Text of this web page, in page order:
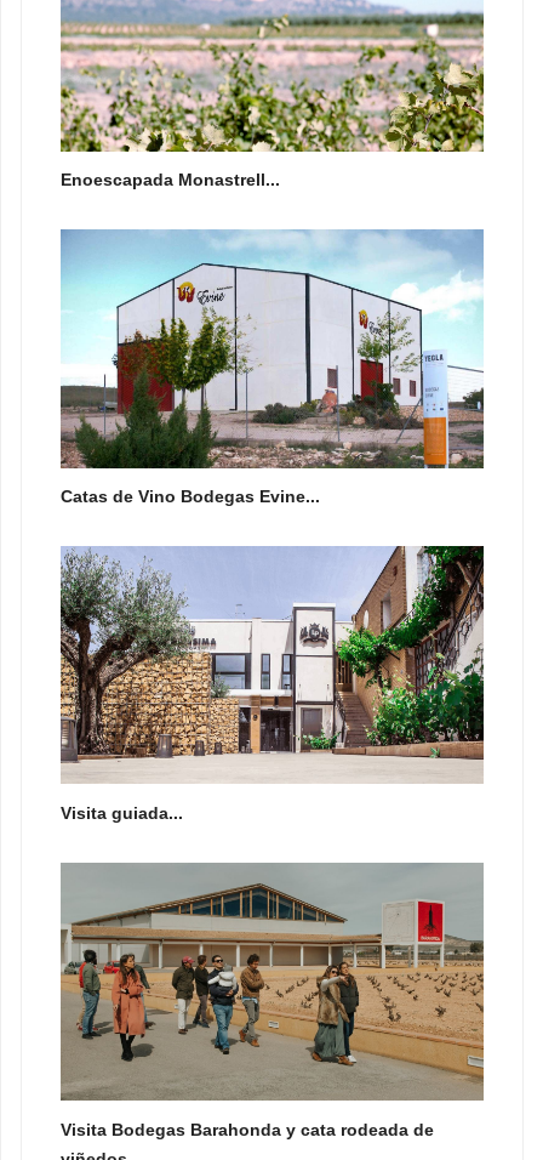
Enoescapada Monastrell...
Catas de Vino Bodegas Evine...
Visita guiada...
Visita Bodegas Barahonda y cata rodeada de